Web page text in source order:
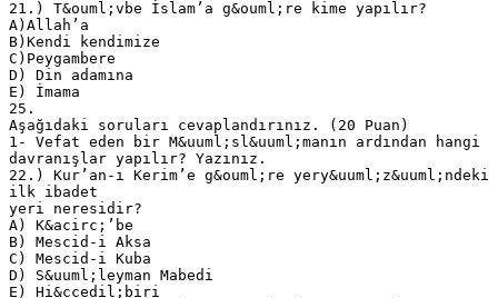
21.) T&ouml;vbe İslam’a g&ouml;re kime yapılır?
A)Allah’a
B)Kendi kendimize
C)Peygambere
D) Din adamına
E) İmama
25.
Aşağıdaki soruları cevaplandırınız. (20 Puan)
1- Vefat eden bir M&uuml;sl&uuml;manın ardından hangi
davranışlar yapılır? Yazınız.
22.) Kur’an-ı Kerim’e g&ouml;re yery&uuml;z&uuml;ndeki
ilk ibadet
yeri neresidir?
A) K&acirc;’be
B) Mescid-i Aksa
C) Mescid-i Kuba
D) S&uuml;leyman Mabedi
E) Hi&ccedil;biri